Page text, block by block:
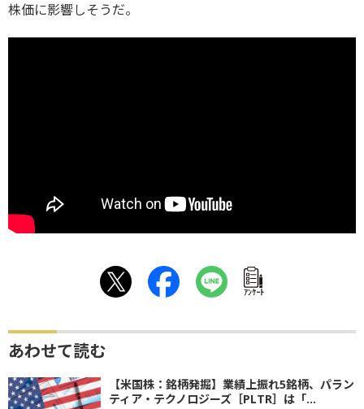
株価に影響しそうだ。
ｱﾝｹｰﾄ
あわせて読む
【米国株：銘柄発掘】業績上振れ5銘柄、パラン
ティア・テクノロジーズ［PLTR］は「...